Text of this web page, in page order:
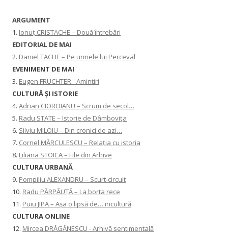
ARGUMENT
1. Ionuț CRISTACHE – Două întrebări
EDITORIAL DE MAI
2. Daniel TACHE – Pe urmele lui Perceval
EVENIMENT DE MAI
3. Eugen FRUCHTER - Amintiri
CULTURĂ ŞI ISTORIE
4. Adrian CIOROIANU – Scrum de secol…
5. Radu STATE – Istorie de Dâmbovița
6. Silviu MILOIU – Din cronici de azi…
7. Cornel MĂRCULESCU – Relația cu istoria
8. Liliana STOICA – File din Arhive
CULTURA URBANĂ
9. Pompiliu ALEXANDRU – Scurt-circuit
10. Radu PĂRPĂUȚĂ – La borta rece
11. Puiu JIPA – Așa o lipsă de… incultură
CULTURA ONLINE
12. Mircea DRĂGĂNESCU - Arhivă sentimentală